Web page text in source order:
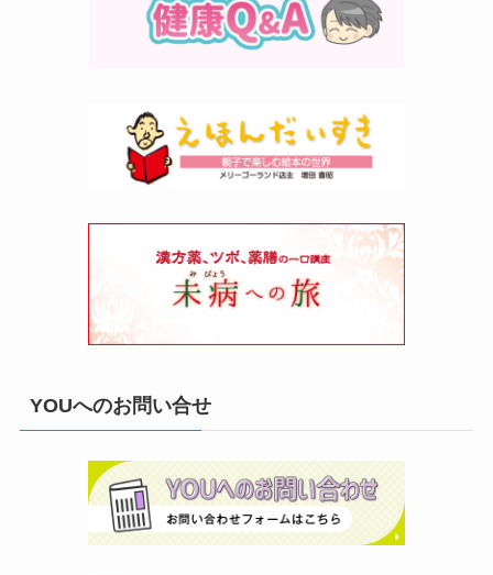
YOUへのお問い合せ